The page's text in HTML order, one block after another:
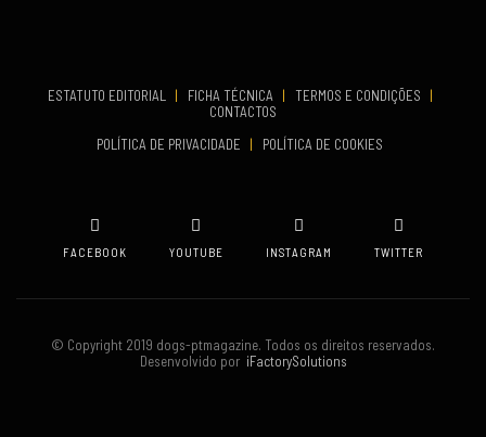
ESTATUTO EDITORIAL | FICHA TÉCNICA | TERMOS E CONDIÇÕES
|
CONTACTOS
POLÍTICA DE PRIVACIDADE
| POLÍTICA DE COOKIES
FACEBOOK YOUTUBE INSTAGRAM TWITTER
© Copyright 2019 dogs-ptmagazine. Todos os direitos reservados.
Desenvolvido poriFactorySolutions